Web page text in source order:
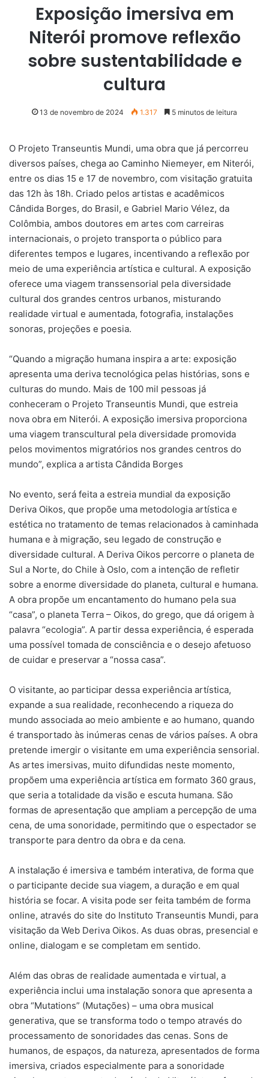
Exposição imersiva em
Niterói promove reflexão
sobre sustentabilidade e
cultura
13 de novembro de 2024 1.317 5 minutos de leitura
O Projeto Transeuntis Mundi, uma obra que já percorreu
diversos países, chega ao Caminho Niemeyer, em Niterói,
entre os dias 15 e 17 de novembro, com visitação gratuita
das 12h às 18h. Criado pelos artistas e acadêmicos
Cândida Borges, do Brasil, e Gabriel Mario Vélez, da
Colômbia, ambos doutores em artes com carreiras
internacionais, o projeto transporta o público para
diferentes tempos e lugares, incentivando a reflexão por
meio de uma experiência artística e cultural. A exposição
oferece uma viagem transsensorial pela diversidade
cultural dos grandes centros urbanos, misturando
realidade virtual e aumentada, fotografia, instalações
sonoras, projeções e poesia.
“Quando a migração humana inspira a arte: exposição
apresenta uma deriva tecnológica pelas histórias, sons e
culturas do mundo. Mais de 100 mil pessoas já
conheceram o Projeto Transeuntis Mundi, que estreia
nova obra em Niterói. A exposição imersiva proporciona
uma viagem transcultural pela diversidade promovida
pelos movimentos migratórios nos grandes centros do
mundo”, explica a artista Cândida Borges
No evento, será feita a estreia mundial da exposição
Deriva Oikos, que propõe uma metodologia artística e
estética no tratamento de temas relacionados à caminhada
humana e à migração, seu legado de construção e
diversidade cultural. A Deriva Oikos percorre o planeta de
Sul a Norte, do Chile à Oslo, com a intenção de refletir
sobre a enorme diversidade do planeta, cultural e humana.
A obra propõe um encantamento do humano pela sua
“casa”, o planeta Terra – Oikos, do grego, que dá origem à
palavra “ecologia”. A partir dessa experiência, é esperada
uma possível tomada de consciência e o desejo afetuoso
de cuidar e preservar a “nossa casa”.
O visitante, ao participar dessa experiência artística,
expande a sua realidade, reconhecendo a riqueza do
mundo associada ao meio ambiente e ao humano, quando
é transportado às inúmeras cenas de vários países. A obra
pretende imergir o visitante em uma experiência sensorial.
As artes imersivas, muito difundidas neste momento,
propõem uma experiência artística em formato 360 graus,
que seria a totalidade da visão e escuta humana. São
formas de apresentação que ampliam a percepção de uma
cena, de uma sonoridade, permitindo que o espectador se
transporte para dentro da obra e da cena.
A instalação é imersiva e também interativa, de forma que
o participante decide sua viagem, a duração e em qual
história se focar. A visita pode ser feita também de forma
online, através do site do Instituto Transeuntis Mundi, para
visitação da Web Deriva Oikos. As duas obras, presencial e
online, dialogam e se completam em sentido.
Além das obras de realidade aumentada e virtual, a
experiência inclui uma instalação sonora que apresenta a
obra “Mutations” (Mutações) – uma obra musical
generativa, que se transforma todo o tempo através do
processamento de sonoridades das cenas. Sons de
humanos, de espaços, da natureza, apresentados de forma
imersiva, criados especialmente para a sonoridade